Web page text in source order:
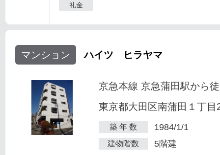
礼金
マンション ハイツ ヒラヤマ
京急本線 京急蒲田駅から
東京都大田区南蒲田１丁目
築 年 数 1984/1/1
建物階数 5階建